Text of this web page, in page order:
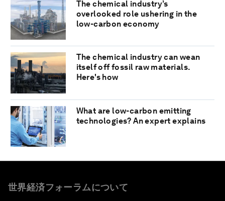
The chemical industry’s
overlooked role ushering in the
low-carbon economy
The chemical industry can wean
itself off fossil raw materials.
Here's how
What are low-carbon emitting
technologies? An expert explains
世界経済フォーラムについて